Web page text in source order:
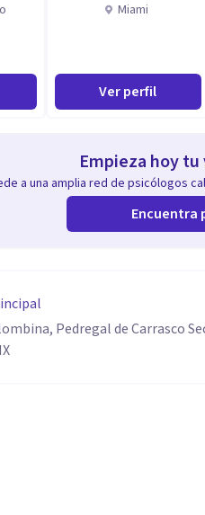
Miami
Ver perfil
Empieza hoy
a una amplia red de psicólogos
Encuentra
Pedregal de Carrasco